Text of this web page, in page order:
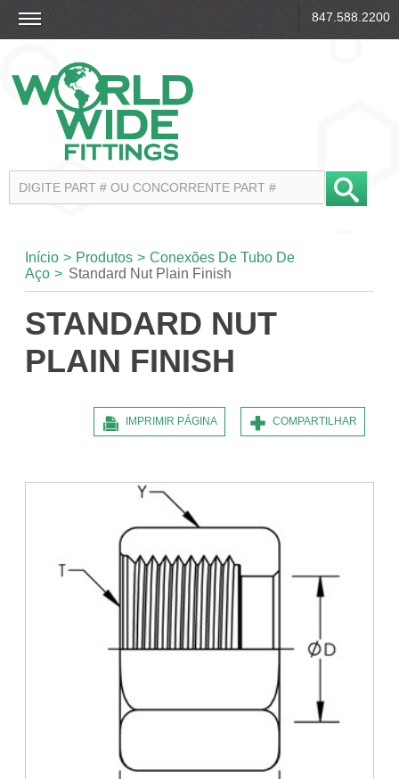
847.588.2200
Início > Produtos > Conexões De Tubo De
Aço > Standard Nut Plain Finish
STANDARD NUT
PLAIN FINISH
COMPARTILHAR
IMPRIMIR PÁGINA